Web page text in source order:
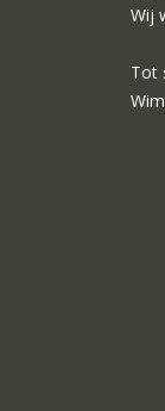
Wij
Tot